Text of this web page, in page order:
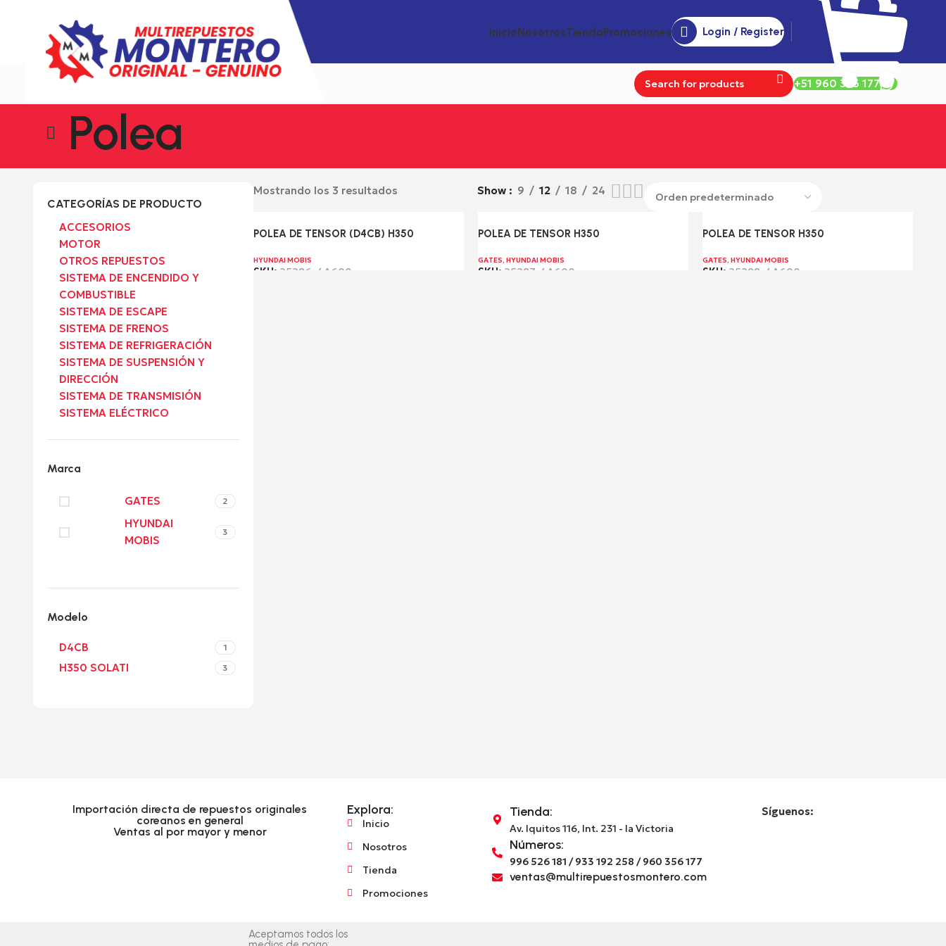
InicioNosotrosTiendaPromociones Login / Register
+51 960 356 177
Polea
CATEGORÍAS DE PRODUCTO
ACCESORIOS
MOTOR
OTROS REPUESTOS
SISTEMA DE ENCENDIDO Y
COMBUSTIBLE
SISTEMA DE ESCAPE
SISTEMA DE FRENOS
SISTEMA DE REFRIGERACIÓN
SISTEMA DE SUSPENSIÓN Y
DIRECCIÓN
SISTEMA DE TRANSMISIÓN
SISTEMA ELÉCTRICO
Marca
GATES 2
HYUNDAI
MOBIS
3
Modelo
D4CB 1
H350 SOLATI 3
Mostrando los 3 resultados Show 9 12 18 24
POLEA DE TENSOR (D4CB) H350
HYUNDAI MOBIS
SKU: 25286-4A600
POLEA DE TENSOR H350
GATES, HYUNDAI MOBIS
SKU: 25287-4A600
POLEA DE TENSOR H350
GATES, HYUNDAI MOBIS
SKU: 25288-4A600
Importación directa de repuestos originales
coreanos en general
Ventas al por mayor y menor
Explora:
Inicio
Nosotros
Tienda
Promociones
Tienda:
Av. Iquitos 116, Int. 231 - la Victoria
Números:
996 526 181 / 933 192 258 / 960 356 177
ventas@multirepuestosmontero.com
Síguenos:
Aceptamos todos los